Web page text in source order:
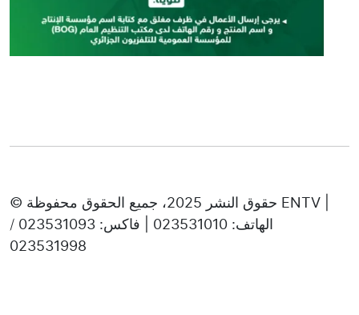
© حقوق النشر 2025، جميع الحقوق محفوظة ENTV |
الهاتف: 023531010 | فاكس: 023531093 /
023531998